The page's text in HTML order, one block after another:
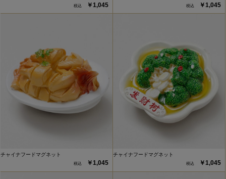
￥1,045 ￥1,045
チャイナフードマグネット
￥1,045
チャイナフードマグネット
￥1,045